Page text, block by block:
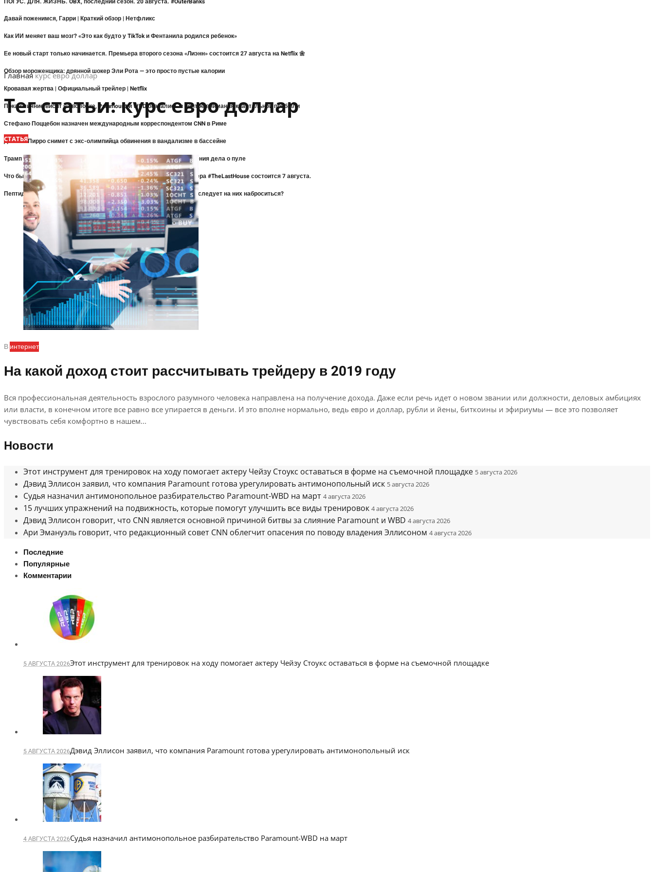
Давай поженимся, Гарри | Краткий обзор | Нетфликс
Как ИИ меняет ваш мозг? «Это как будто у TikTok и Фентанила родился ребенок»
Ее новый старт только начинается. Премьера второго сезона «Лиэнн» состоится 27 августа на Netflix 🌼
Обзор мороженщика: дрянной шокер Эли Рота — это просто пустые калории
Кровавая жертва | Официальный трейлер | Netflix
Пока слияние висит на волоске, Paramount и WBD оказались в центре внимания квартальной прибыли
Стефано Поццебон назначен международным корреспондентом CNN в Риме
Джанин Пирро снимет с экс-олимпийца обвинения в вандализме в бассейне
Трамп «действительно разочарован» в Джанин Пирро из-за отражения дела о пуле
Что бы ни удерживало их здесь, это не рукотворное дело… Премьера #TheLastHouse состоится 7 августа.
Пептиды вскоре станет легче добывать. Означает ли это, что вам следует на них наброситься?
Главная курс евро доллар
Тег статьи:курс евро доллар
СТАТЬЯ
Винтернет
На какой доход стоит рассчитывать трейдеру в 2019 году
Вся профессиональная деятельность взрослого разумного человека направлена на получение дохода. Даже если речь идет о новом звании или должности, деловых амбициях
или власти, в конечном итоге все равно все упирается в деньги. И это вполне нормально, ведь евро и доллар, рубли и йены, биткоины и эфириумы — все это позволяет
чувствовать себя комфортно в нашем...
Новости
Этот инструмент для тренировок на ходу помогает актеру Чейзу Стоукс оставаться в форме на съемочной площадке 5 августа 2026
Дэвид Эллисон заявил, что компания Paramount готова урегулировать антимонопольный иск 5 августа 2026
Судья назначил антимонопольное разбирательство Paramount-WBD на март 4 августа 2026
15 лучших упражнений на подвижность, которые помогут улучшить все виды тренировок 4 августа 2026
Дэвид Эллисон говорит, что CNN является основной причиной битвы за слияние Paramount и WBD 4 августа 2026
Ари Эмануэль говорит, что редакционный совет CNN облегчит опасения по поводу владения Эллисоном 4 августа 2026
Последние
Популярные
Комментарии
5 АВГУСТА 2026Этот инструмент для тренировок на ходу помогает актеру Чейзу Стоукс оставаться в форме на съемочной площадке
5 АВГУСТА 2026Дэвид Эллисон заявил, что компания Paramount готова урегулировать антимонопольный иск
4 АВГУСТА 2026Судья назначил антимонопольное разбирательство Paramount-WBD на март